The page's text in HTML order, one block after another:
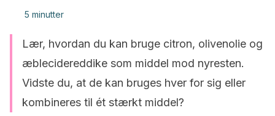
5 minutter
Lær, hvordan du kan bruge citron, olivenolie og
æblecidereddike som middel mod nyresten.
Vidste du, at de kan bruges hver for sig eller
kombineres til ét stærkt middel?